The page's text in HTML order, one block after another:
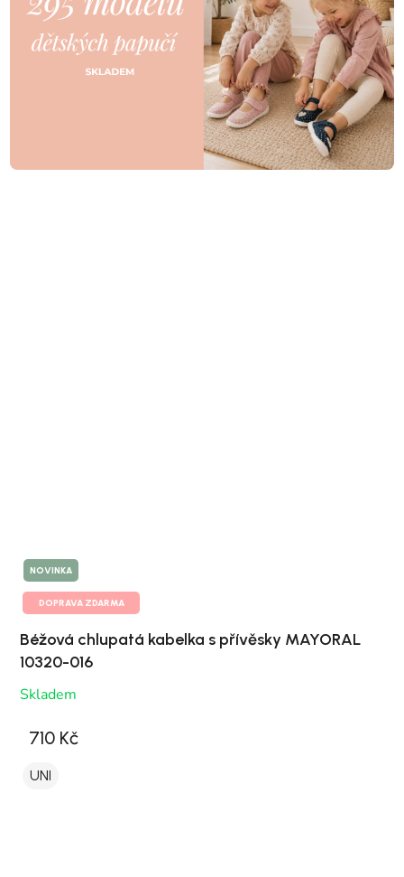
NOVINKA
DOPRAVA ZDARMA
Béžová chlupatá kabelka s přívěsky MAYORAL
10320-016
Skladem
710 Kč
UNI